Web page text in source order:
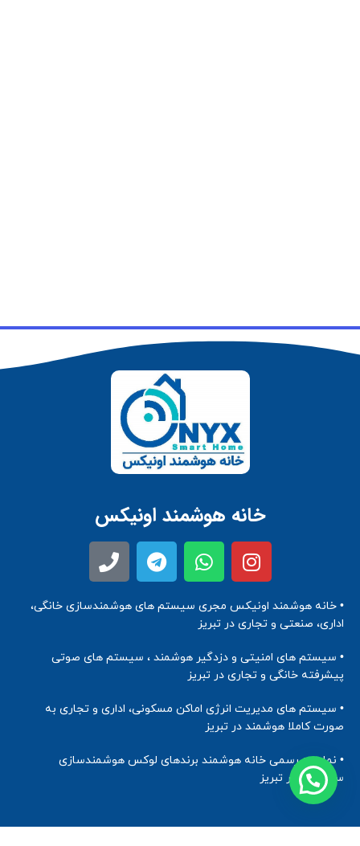
خانه هوشمند اونیکس
• خانه هوشمند اونیکس مجری سیستم های هوشمندسازی خانگی،
اداری، صنعتی و تجاری در تبریز
• سیستم های امنیتی و دزدگیر هوشمند ، سیستم های صوتی
پیشرفته خانگی و تجاری در تبریز
• سیستم های مدیریت انرژی اماکن مسکونی، اداری و تجاری به
صورت کاملا هوشمند در تبریز
• نماینده رسمی خانه هوشمند برندهای لوکس هوشمندسازی
ساختمان در تبریز